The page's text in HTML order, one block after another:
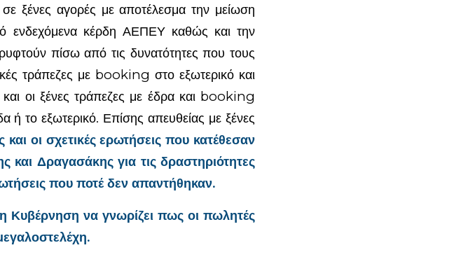
σε ξένες αγορές με αποτέλεσμα την μείωση
ενδεχόμενα κέρδη ΑΕΠΕΥ καθώς και την
πίσω από τις δυνατότητες που τους
τράπεζες με booking στο εξωτερικό και
οι ξένες τράπεζες με έδρα και booking
ή το εξωτερικό. Επίσης απευθείας με ξένες
οι σχετικές ερωτήσεις που κατέθεσαν
Δραγασάκης για τις δραστηριότητες
που ποτέ δεν απαντήθηκαν.
Κυβέρνηση να γνωρίζει πως οι πωλητές